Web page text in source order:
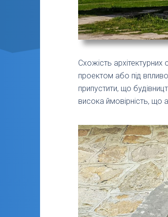
Схожість
проектом або під
припустити, що
висока ймовірність, що